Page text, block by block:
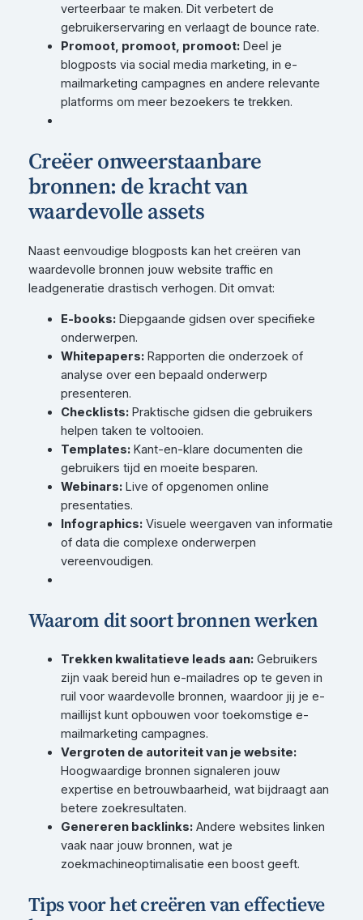
verteerbaar te maken. Dit verbetert de
gebruikerservaring en verlaagt de bounce rate.
Promoot, promoot, promoot:Deel je
blogposts via social media marketing, in e-
mailmarketing campagnes en andere relevante
platforms om meer bezoekers te trekken.
Creëer onweerstaanbare
bronnen: de kracht van
waardevolle assets
Naast eenvoudige blogposts kan het creëren van
waardevolle bronnen jouw website traffic en
leadgeneratie drastisch verhogen. Dit omvat:
E-books:Diepgaande gidsen over specifieke
onderwerpen.
Whitepapers:Rapporten die onderzoek of
analyse over een bepaald onderwerp
presenteren.
Checklists:Praktische gidsen die gebruikers
helpen taken te voltooien.
Templates:Kant-en-klare documenten die
gebruikers tijd en moeite besparen.
Webinars:Live of opgenomen online
presentaties.
Infographics:Visuele weergaven van informatie
of data die complexe onderwerpen
vereenvoudigen.
Waarom dit soort bronnen werken
Trekken kwalitatieve leads aan:Gebruikers
zijn vaak bereid hun e-mailadres op te geven in
ruil voor waardevolle bronnen, waardoor jij je e-
maillijst kunt opbouwen voor toekomstige e-
mailmarketing campagnes.
Vergroten de autoriteit van je website:
Hoogwaardige bronnen signaleren jouw
expertise en betrouwbaarheid, wat bijdraagt aan
betere zoekresultaten.
Genereren backlinks:Andere websites linken
vaak naar jouw bronnen, wat je
zoekmachineoptimalisatie een boost geeft.
Tips voor het creëren van effectieve